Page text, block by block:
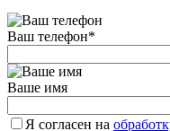
Ваш телефон*
Ваше имя
Я согласен на